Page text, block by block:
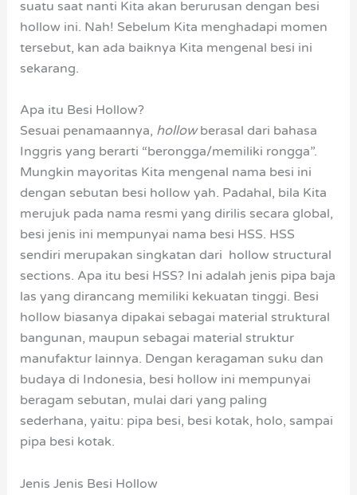
suatu saat nanti Kita akan berurusan dengan besi
hollow ini. Nah! Sebelum Kita menghadapi momen
tersebut, kan ada baiknya Kita mengenal besi ini
sekarang.
Apa itu Besi Hollow?
Sesuai penamaannya, hollowberasal dari bahasa
Inggris yang berarti “berongga/memiliki rongga”.
Mungkin mayoritas Kita mengenal nama besi ini
dengan sebutan besi hollow yah. Padahal, bila Kita
merujuk pada nama resmi yang dirilis secara global,
besi jenis ini mempunyai nama besi HSS. HSS
sendiri merupakan singkatan dari hollow structural
sections. Apa itu besi HSS? Ini adalah jenis pipa baja
las yang dirancang memiliki kekuatan tinggi. Besi
hollow biasanya dipakai sebagai material struktural
bangunan, maupun sebagai material struktur
manufaktur lainnya. Dengan keragaman suku dan
budaya di Indonesia, besi hollow ini mempunyai
beragam sebutan, mulai dari yang paling
sederhana, yaitu: pipa besi, besi kotak, holo, sampai
pipa besi kotak.
Jenis Jenis Besi Hollow